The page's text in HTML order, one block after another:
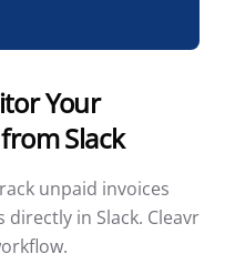
Your
Slack
unpaid invoices
in Slack. Cleavr